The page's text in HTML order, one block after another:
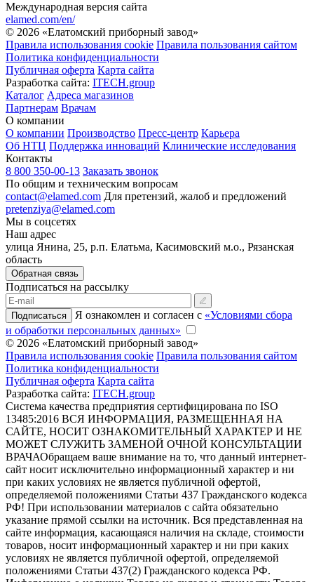
Международная версия сайта
elamed.com/en/
© 2026 «Елатомский приборный завод»
Правила использования cookie Правила пользования сайтом
Политика конфиденциальности
Публичная оферта Карта сайта
Разработка сайта: ITECH.group
Каталог Адреса магазинов
Партнерам Врачам
О компании
О компании Производство Пресс-центр Карьера
Об НТЦ Поддержка инноваций Клинические исследования
Контакты
8 800 350-00-13 Заказать звонок
По общим и техническим вопросам
contact@elamed.com Для претензий, жалоб и предложений
pretenziya@elamed.com
Мы в соцсетях
Наш адрес
улица Янина, 25, р.п. Елатьма, Касимовский м.о., Рязанская
область
Обратная связь
Подписаться на рассылку
Подписаться Я ознакомлен и согласен с «Условиями сбора
и обработки персональных данных»
© 2026 «Елатомский приборный завод»
Правила использования cookie Правила пользования сайтом
Политика конфиденциальности
Публичная оферта Карта сайта
Разработка сайта: ITECH.group
Система качества предприятия сертифицирована по ISO
13485:2016 ВСЯ ИНФОРМАЦИЯ, РАЗМЕЩЕННАЯ НА
САЙТЕ, НОСИТ ОЗНАКОМИТЕЛЬНЫЙ ХАРАКТЕР И НЕ
МОЖЕТ СЛУЖИТЬ ЗАМЕНОЙ ОЧНОЙ КОНСУЛЬТАЦИИ
ВРАЧАОбращаем ваше внимание на то, что данный интернет-
сайт носит исключительно информационный характер и ни
при каких условиях не является публичной офертой,
определяемой положениями Статьи 437 Гражданского кодекса
РФ! При использовании материалов с сайта обязательно
указание прямой ссылки на источник. Вся представленная на
сайте информация, касающаяся наличия на складе, стоимости
товаров, носит информационный характер и ни при каких
условиях не является публичной офертой, определяемой
положениями Статьи 437(2) Гражданского кодекса РФ.